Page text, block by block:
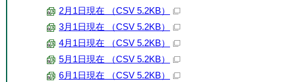
2月1日現在 （CSV 5.2KB）
3月1日現在 （CSV 5.2KB）
4月1日現在 （CSV 5.2KB）
5月1日現在 （CSV 5.2KB）
6月1日現在 （CSV 5.2KB）